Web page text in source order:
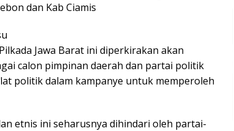
dan Kab Ciamis
Jawa Barat ini diperkirakan akan
calon pimpinan daerah dan partai politik
politik dalam kampanye untuk memperoleh
etnis ini seharusnya dihindari oleh partai-